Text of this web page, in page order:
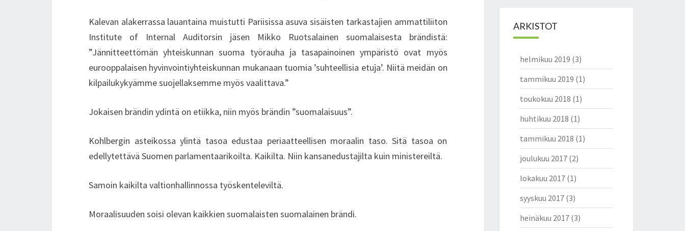
I
T
O
N
V
L
O
V
L
A
Kalevan alakerrassa lauantaina muistutti Pariisissa asuva sisäisten tarkastajien ammattiliiton
Institute of Internal Auditorsin jäsen Mikko Ruotsalainen suomalaisesta brändistä:
”Jännitteettömän yhteiskunnan suoma työrauha ja tasapainoinen ympäristö ovat myös
eurooppalaisen hyvinvointiyhteiskunnan mukanaan tuomia ’suhteellisia etuja’. Niitä meidän on
kilpailukykyämme suojellaksemme myös vaalittava.”
Jokaisen brändin ydintä on etiikka, niin myös brändin ”suomalaisuus”.
Kohlbergin asteikossa ylintä tasoa edustaa periaatteellisen moraalin taso. Sitä tasoa on
edellytettävä Suomen parlamentaarikoilta. Kaikilta. Niin kansanedustajilta kuin ministereiltä.
Samoin kaikilta valtionhallinnossa työskenteleviltä.
Moraalisuuden soisi olevan kaikkien suomalaisten suomalainen brändi.
ARKISTOT
helmikuu 2019 (3)
tammikuu 2019 (1)
toukokuu 2018 (1)
huhtikuu 2018 (1)
tammikuu 2018 (1)
joulukuu 2017(2)
lokakuu 2017(1)
syyskuu 2017(3)
heinäkuu 2017(3)